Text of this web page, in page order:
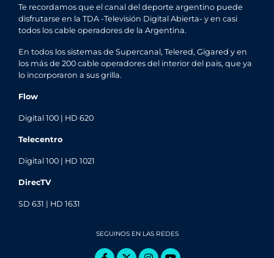
Te recordamos que el canal del deporte argentino puede
disfrutarse en la TDA -Televisión Digital Abierta- y en casi
todos los cable operadores de la Argentina.
En todos los sistemas de Supercanal, Telered, Gigared y en
los más de 200 cable operadores del interior del país, que ya
lo incorporaron a sus grilla.
Flow
Digital 100 | HD 620
Telecentro
Digital 100 | HD 1021
DirecTV
SD 631 | HD 1631
SEGUINOS EN LAS REDES